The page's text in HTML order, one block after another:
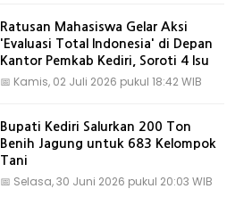
Ratusan Mahasiswa Gelar Aksi
'Evaluasi Total Indonesia' di Depan
Kantor Pemkab Kediri, Soroti 4 Isu
📅 Kamis, 02 Juli 2026 pukul 18:42 WIB
Bupati Kediri Salurkan 200 Ton
Benih Jagung untuk 683 Kelompok
Tani
📅 Selasa, 30 Juni 2026 pukul 20:03 WIB